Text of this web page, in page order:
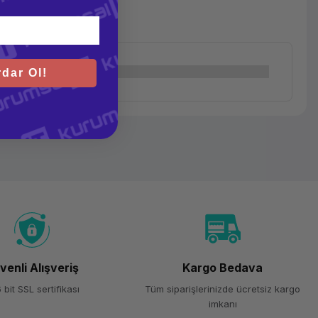
Alışveriş
bit SSL sertifikası
Kargo Bedava
Tüm siparişlerinizde ücretsiz kargo
imkanı
Ol!